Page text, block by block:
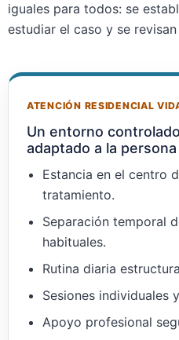
iguales para todos: se
estudiar el caso y se
ATENCIÓN RESIDENCIAL
Un entorno
adaptado a la persona
Estancia en el centro
tratamiento.
Separación temporal
habituales.
Rutina diaria
Sesiones individuales
Apoyo profesional